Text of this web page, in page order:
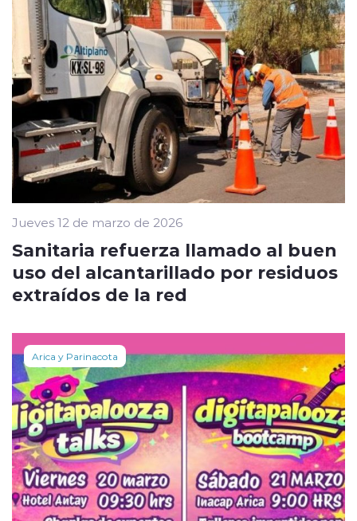
Jueves 12 de marzo de 2026
Sanitaria refuerza llamado al buen
uso del alcantarillado por residuos
extraídos de la red
Arica y Parinacota